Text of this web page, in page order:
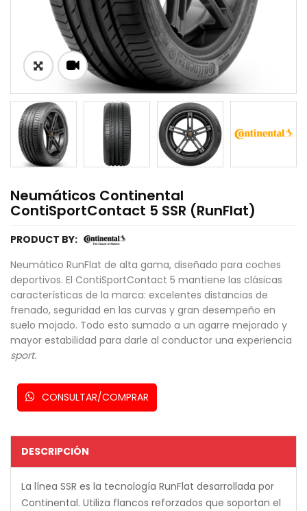
Neumáticos Continental
ContiSportContact 5 SSR (RunFlat)
PRODUCT BY:
Neumático RunFlat de alta gama, diseñado para coches
deportivos. El ContiSportContact 5 mantiene las clásicas
características de la marca: excelentes distancias de
frenado, seguridad en las curvas y gran desempeño en
suelo mojado. Todo esto sumado a un agarre mejorado y
mayor estabilidad para darle al conductor una experiencia
sport.
CONSULTAR/COMPRAR
DESCRIPCIÓN
La línea SSR es la tecnología RunFlat desarrollada por
Continental. Utiliza flancos reforzados que soportan el